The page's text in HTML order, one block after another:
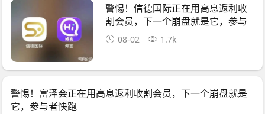
警惕！信德国际正在用高息返利收
割会员，下一个崩盘就是它，参与
者快跑
08-02 1.7k
警惕！富泽会正在用高息返利收割会员，下一个崩盘就是
它，参与者快跑